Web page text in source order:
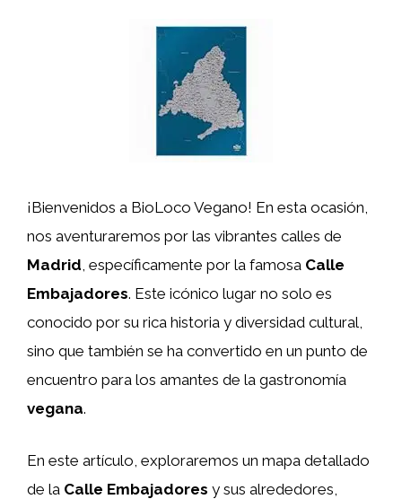
¡Bienvenidos a BioLoco Vegano! En esta ocasión,
nos aventuraremos por las vibrantes calles de
Madrid, específicamente por la famosa Calle
Embajadores. Este icónico lugar no solo es
conocido por su rica historia y diversidad cultural,
sino que también se ha convertido en un punto de
encuentro para los amantes de la gastronomía
vegana.
En este artículo, exploraremos un mapa detallado
de la Calle Embajadores y sus alrededores,